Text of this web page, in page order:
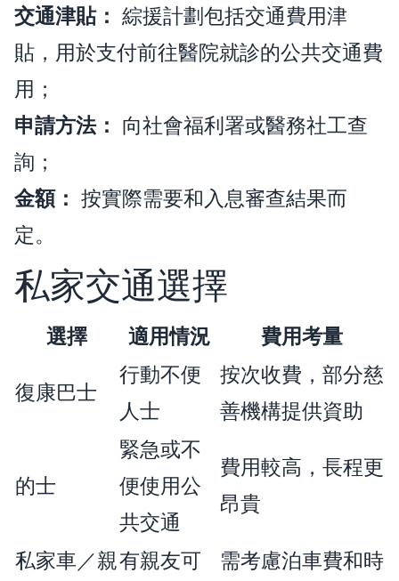
交通津貼： 綜援計劃包括交通費用津
貼，用於支付前往醫院就診的公共交通費
用；
申請方法： 向社會福利署或醫務社工查
詢；
金額： 按實際需要和入息審查結果而
定。
私家交通選擇
選擇 適用情況
費用考量
復康巴士
行動不便
人士
按次收費，部分慈
善機構提供資助
的士
緊急或不
便使用公
共交通
費用較高，長程更
昂貴
私家車／親有親友可
需考慮泊車費和時